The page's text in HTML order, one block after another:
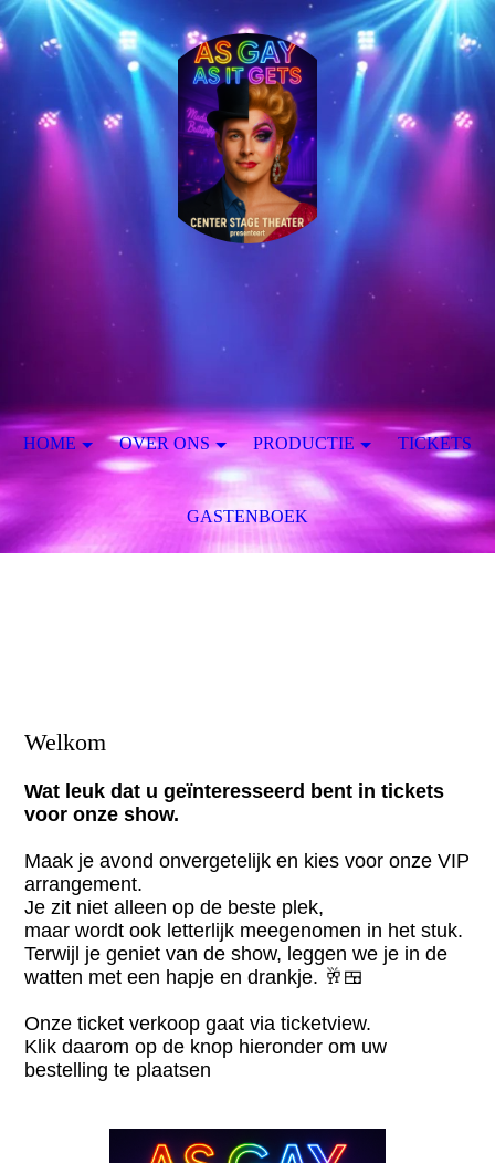
Welkom
Wat leuk dat u geïnteresseerd bent in tickets
voor onze show.
Maak je avond onvergetelijk en kies voor onze VIP
arrangement.
Je zit niet alleen op de beste plek,
maar wordt ook letterlijk meegenomen in het stuk.
Terwijl je geniet van de show, leggen we je in de
watten met een hapje en drankje. 🥂🍱
Onze ticket verkoop gaat via ticketview.
Klik daarom op de knop hieronder om uw
bestelling te plaatsen
HOME OVER ONS PRODUCTIE TICKETS
GASTENBOEK